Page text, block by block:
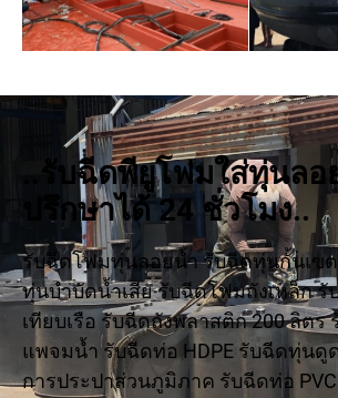
..รับฉีดพียูโฟมใส่ทุ่นลอ
ปรึกษาได้ 24 ชั่วโมง..
รับฉีดโฟมทุ่นลอยน้ำ รับฉีดทุ่นกั้นเข
ทุ่นบำบัดน้ำเสีย รับฉีดโฟมถังเหล็ก
เทียบเรือ รับฉีดถังพลาสติก 200 ลิตร
แพจมน้ำ รับฉีดท่อ HDPE รับฉีดทุ่น
การประปาส่วนภูมิภาค รับฉีดท่อ PVC